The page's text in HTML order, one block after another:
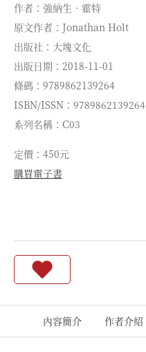
作者：強納生．霍特
原文作者：Jonathan Holt
出版社：大塊文化
出版日期：2018-11-01
條碼：9789862139264
ISBN/ISSN：9789862139264
系列名稱：C03
定價：450元
購買電子書
內容簡介 作者介紹